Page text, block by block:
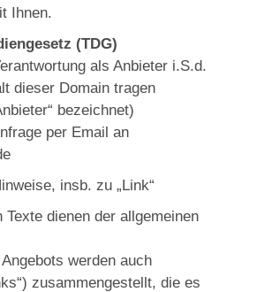
Ihnen.
(TDG)
als Anbieter i.S.d.
dieser Domain tragen
bezeichnet)
per Email an
insb. zu „Link“
dienen der allgemeinen
werden auch
zusammengestellt, die es